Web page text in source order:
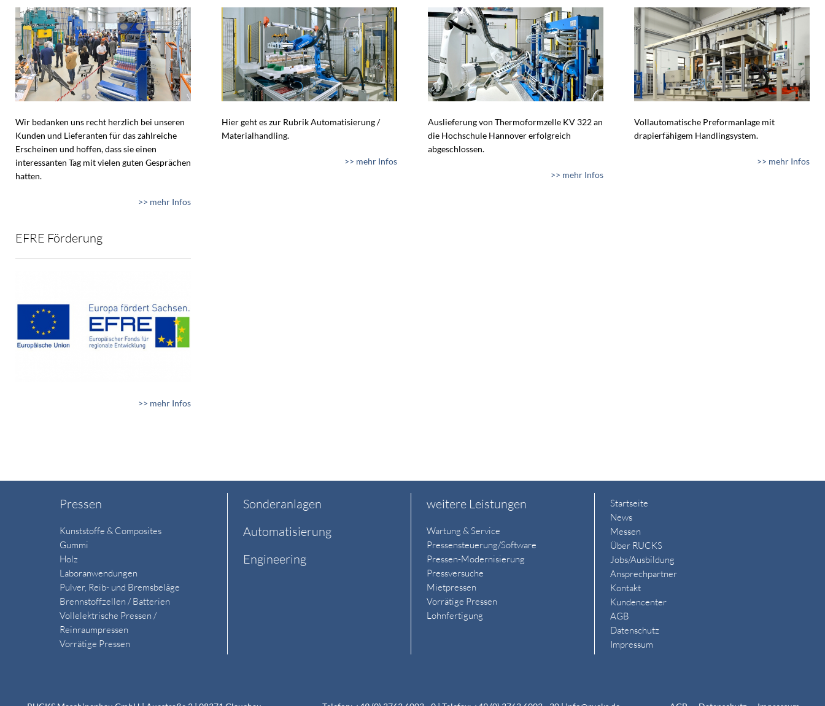
Wir bedanken uns recht herzlich bei unseren
Kunden und Lieferanten für das zahlreiche
Erscheinen und hoffen, dass sie einen
interessanten Tag mit vielen guten Gesprächen
hatten.
>> mehr Infos
Hier geht es zur Rubrik Automatisierung /
Materialhandling.
>> mehr Infos
Auslieferung von Thermoformzelle KV 322 an
die Hochschule Hannover erfolgreich
abgeschlossen.
>> mehr Infos
Vollautomatische Preformanlage mit
drapierfähigem Handlingsystem.
>> mehr Infos
EFRE Förderung
>> mehr Infos
Pressen
Kunststoffe & Composites
Gummi
Holz
Laboranwendungen
Pulver, Reib- und Bremsbeläge
Brennstoffzellen / Batterien
Vollelektrische Pressen /
Reinraumpressen
Vorrätige Pressen
Sonderanlagen
Automatisierung
Engineering
weitere Leistungen
Wartung & Service
Pressensteuerung/Software
Pressen-Modernisierung
Pressversuche
Mietpressen
Vorrätige Pressen
Lohnfertigung
Startseite
News
Messen
Über RUCKS
Jobs/Ausbildung
Ansprechpartner
Kontakt
Kundencenter
AGB
Datenschutz
Impressum